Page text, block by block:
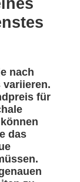
nach
variieren.
für
das